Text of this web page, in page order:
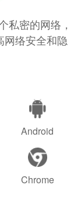
私密的网络，
网络安全和隐
Android
Chrome